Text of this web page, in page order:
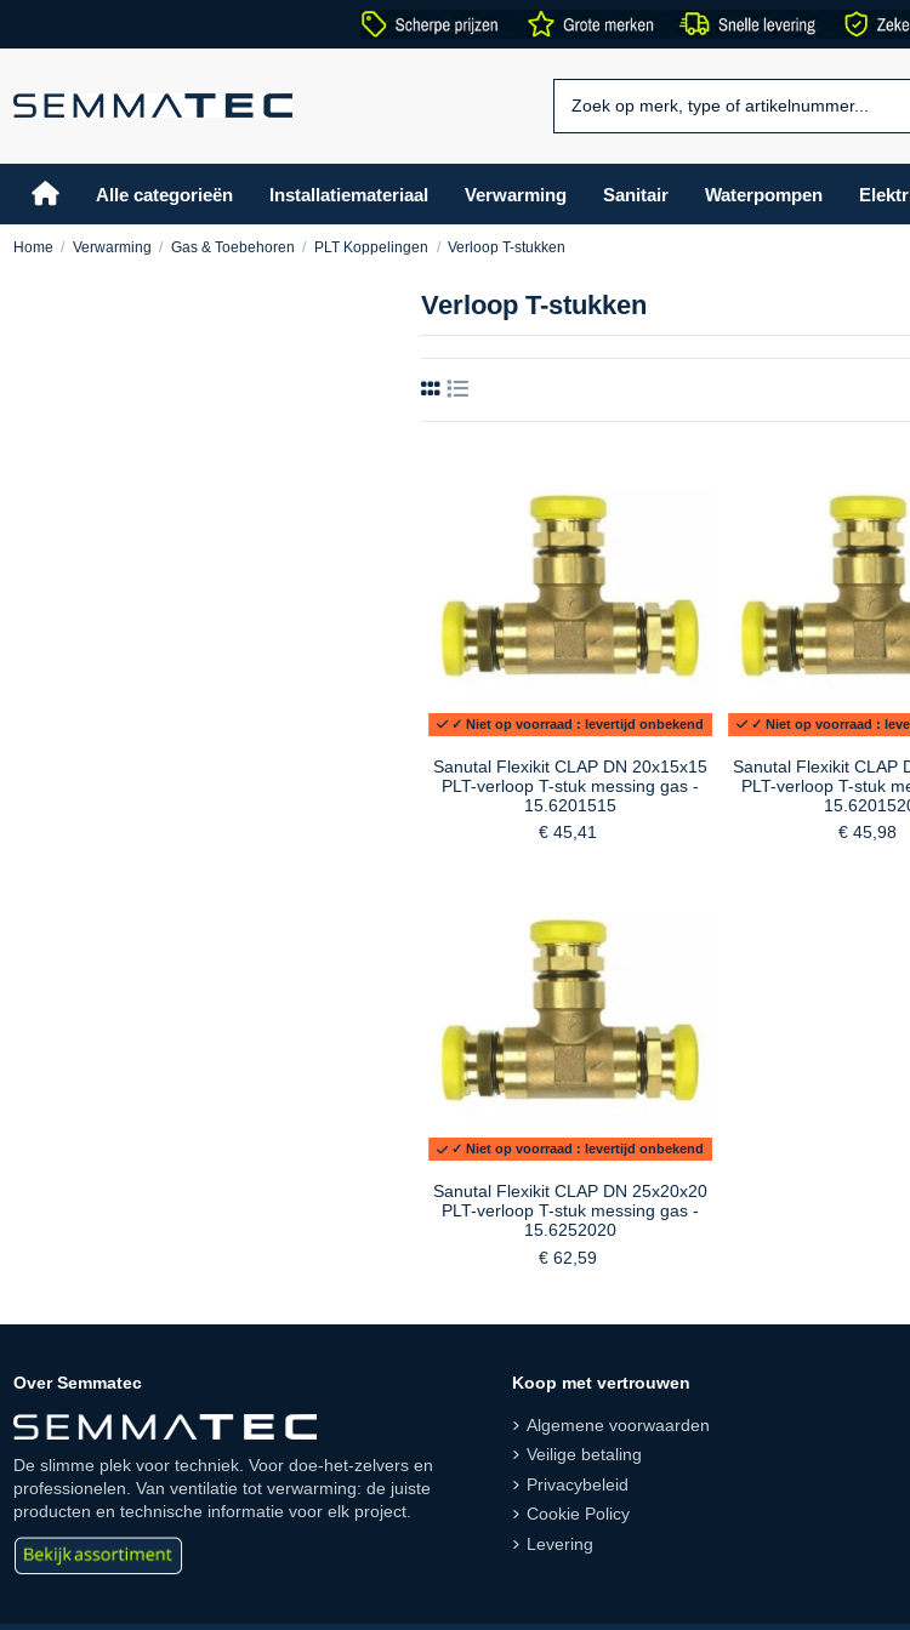
Alle categorieën Installatiemateriaal Verwarming Sanitair Waterpompen
Home Verwarming Gas & Toebehoren PLT Koppelingen Verloop T-stukken
Verloop T-stukken
✓ Niet op voorraad : levertijd onbekend
Sanutal Flexikit CLAP DN 20x15x15
PLT-verloop T-stuk messing gas -
15.6201515
€ 45,41
✓ Niet op voorraad :
Sanutal Flexikit CLAP
PLT-verloop T-stuk
€ 45,98
✓ Niet op voorraad : levertijd onbekend
Sanutal Flexikit CLAP DN 25x20x20
PLT-verloop T-stuk messing gas -
15.6252020
€ 62,59
Over Semmatec
De slimme plek voor techniek. Voor doe-het-zelvers en
professionelen. Van ventilatie tot verwarming: de juiste
producten en technische informatie voor elk project.
Koop met vertrouwen
Algemene voorwaarden
Veilige betaling
Privacybeleid
Cookie Policy
Levering